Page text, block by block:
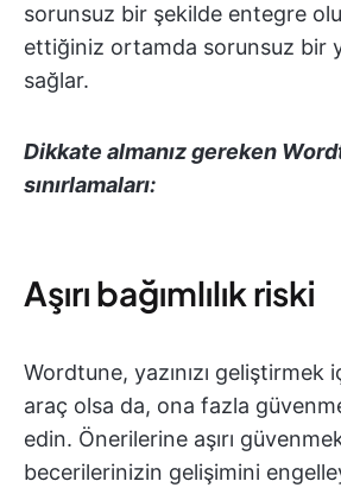
sorunsuz bir şekilde entegre
ettiğiniz ortamda sorunsuz bir
sağlar.
Dikkate almanız gereken
sınırlamaları:
Aşırı bağımlılık riski
Wordtune, yazınızı geliştirmek
araç olsa da, ona fazla
edin. Önerilerine aşırı
becerilerinizin gelişimini